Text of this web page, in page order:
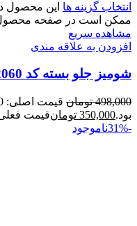
انتخاب گزینه ها این محصول
ممکن است در صفحه محصول
مشاهده سریع
افزودن به علاقه مندی
شومیز جلو بسته کد 12060
498,000 تومان
بود.350,000 تومانقیمت فعلی: 350,000
-31%
ناموجود